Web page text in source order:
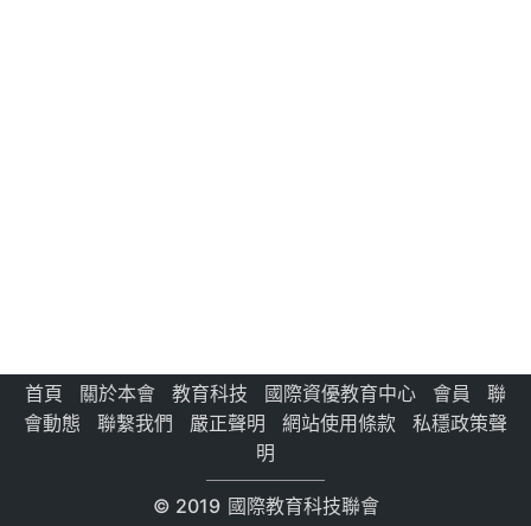
首頁 關於本會 教育科技 國際資優教育中心 會員
聯
會動態
聯繫我們 嚴正聲明 網站使用條款
私穩政策聲
明
© 2019 國際教育科技聯會